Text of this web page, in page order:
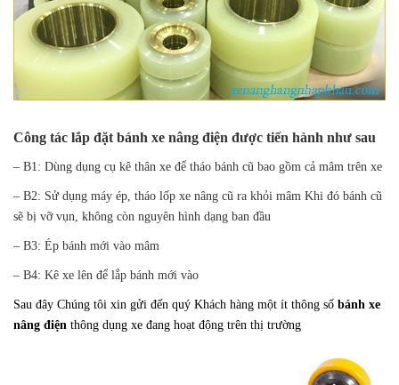
Công tác lắp đặt bánh xe nâng điện được tiến hành như sau
– B1: Dùng dụng cụ kê thân xe để tháo bánh cũ bao gồm cả mâm trên xe
– B2: Sử dụng máy ép, tháo lốp xe nâng cũ ra khỏi mâm Khi đó bánh cũ
sẽ bị vỡ vụn, không còn nguyên hình dạng ban đầu
– B3: Ép bánh mới vào mâm
– B4: Kê xe lên để lắp bánh mới vào
Sau đây Chúng tôi xin gửi đến quý Khách hàng một ít thông số bánh xe
nâng điện thông dụng xe đang hoạt động trên thị trường